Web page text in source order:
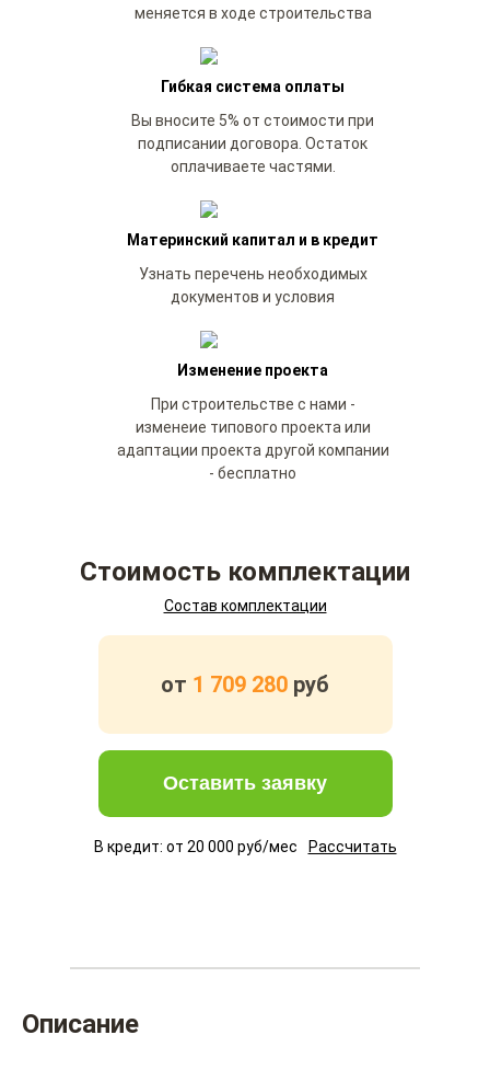
меняется в ходе строительства
Гибкая система оплаты
Вы вносите 5% от стоимости при
подписании договора. Остаток
оплачиваете частями.
Материнский капитал и в кредит
Узнать перечень необходимых
документов и условия
Изменение проекта
При строительстве с нами -
изменеие типового проекта или
адаптации проекта другой компании
- бесплатно
Стоимость комплектации
Состав комплектации
от 1 709 280 руб
Оставить заявку
В кредит: от 20 000 руб/мес Рассчитать
Описание